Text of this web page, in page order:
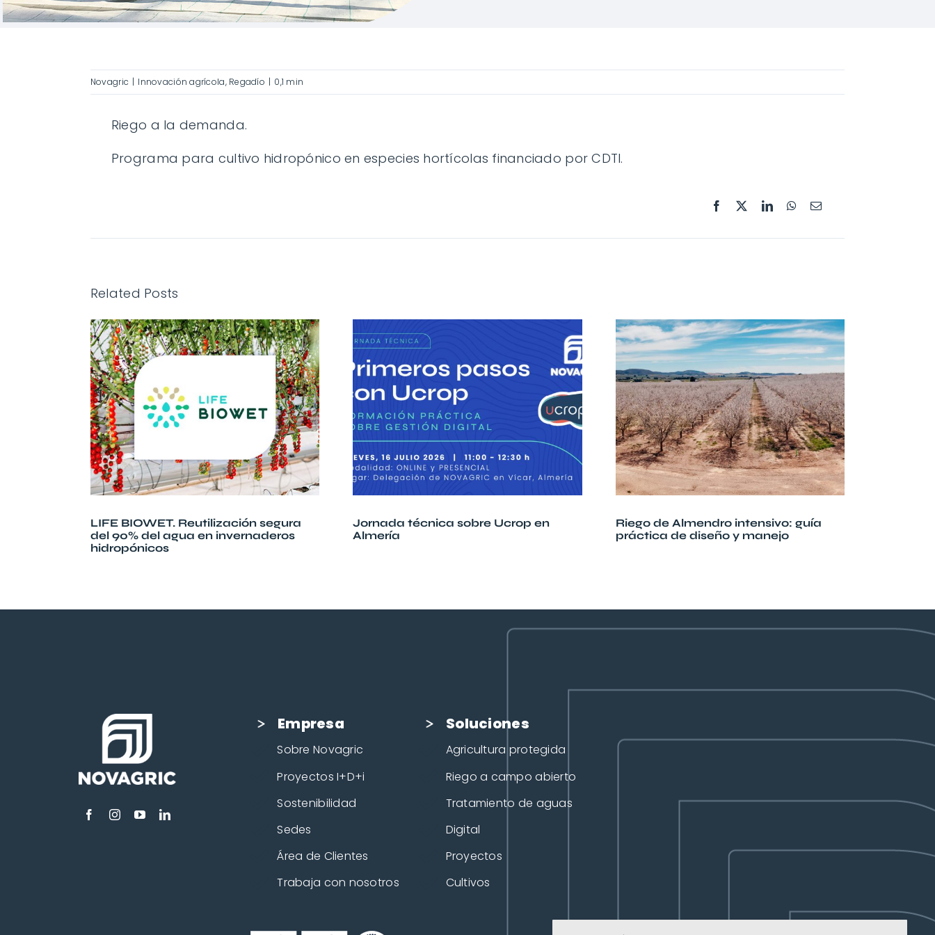
Novagric | Innovación agrícola, Regadío | 0,1 min
Riego a la demanda.
Programa para cultivo hidropónico en especies hortícolas financiado por CDTI.
Related Posts
LIFE BIOWET. Reutilización segura
del 90% del agua en invernaderos
hidropónicos
Jornada técnica sobre Ucrop en
Almería
Riego de Almendro intensivo: guía
práctica de diseño y manejo
Empresa
Sobre Novagric
Proyectos I+D+i
Sostenibilidad
Sedes
Área de Clientes
Trabaja con nosotros
Soluciones
Agricultura protegida
Riego a campo abierto
Tratamiento de aguas
Digital
Proyectos
Cultivos